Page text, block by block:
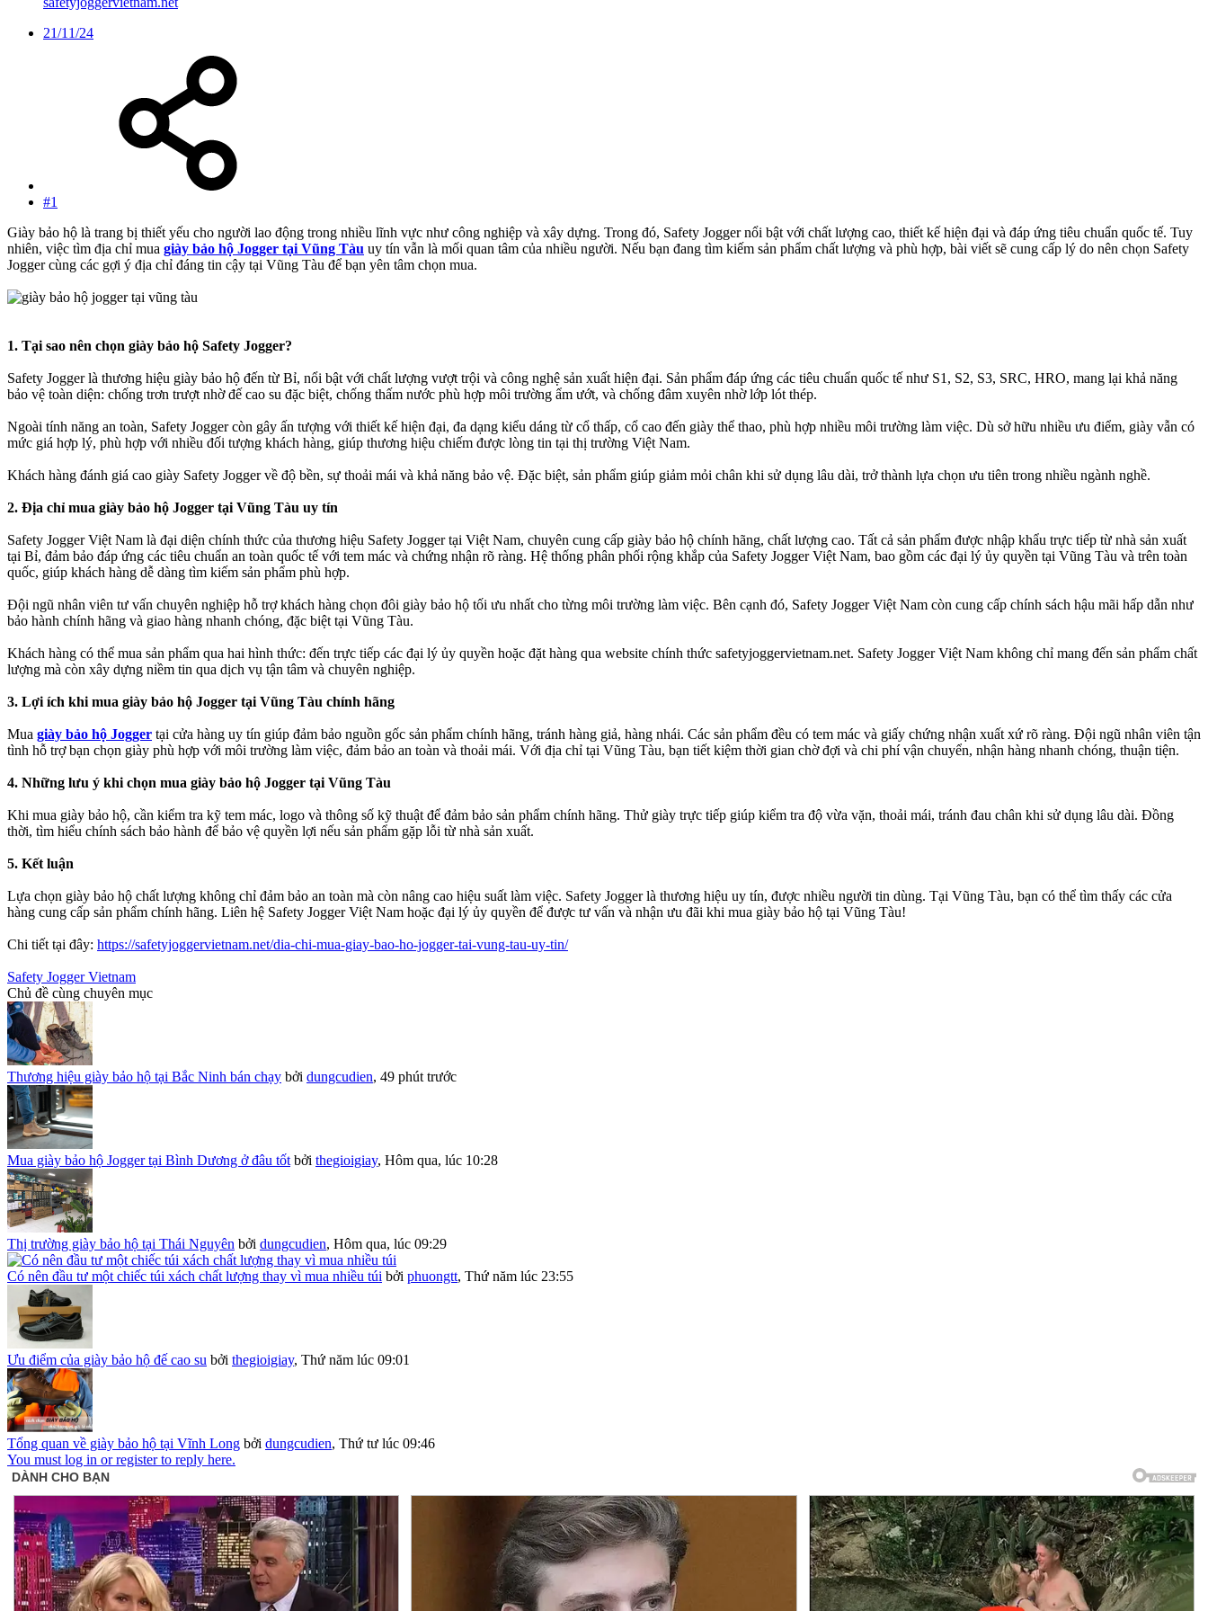
21/11/24
#1
Giày bảo hộ là trang bị thiết yếu cho người lao động trong nhiều lĩnh vực như công nghiệp và xây dựng. Trong đó, Safety Jogger nổi bật với chất lượng cao, thiết kế hiện đại và đáp ứng tiêu chuẩn quốc tế. Tuy
nhiên, việc tìm địa chỉ mua giày bảo hộ Jogger tại Vũng Tàu uy tín vẫn là mối quan tâm của nhiều người. Nếu bạn đang tìm kiếm sản phẩm chất lượng và phù hợp, bài viết sẽ cung cấp lý do nên chọn Safety
Jogger cùng các gợi ý địa chỉ đáng tin cậy tại Vũng Tàu để bạn yên tâm chọn mua.
1. Tại sao nên chọn giày bảo hộ Safety Jogger?
Safety Jogger là thương hiệu giày bảo hộ đến từ Bỉ, nổi bật với chất lượng vượt trội và công nghệ sản xuất hiện đại. Sản phẩm đáp ứng các tiêu chuẩn quốc tế như S1, S2, S3, SRC, HRO, mang lại khả năng
bảo vệ toàn diện: chống trơn trượt nhờ đế cao su đặc biệt, chống thấm nước phù hợp môi trường ẩm ướt, và chống đâm xuyên nhờ lớp lót thép.
Ngoài tính năng an toàn, Safety Jogger còn gây ấn tượng với thiết kế hiện đại, đa dạng kiểu dáng từ cổ thấp, cổ cao đến giày thể thao, phù hợp nhiều môi trường làm việc. Dù sở hữu nhiều ưu điểm, giày vẫn có
mức giá hợp lý, phù hợp với nhiều đối tượng khách hàng, giúp thương hiệu chiếm được lòng tin tại thị trường Việt Nam.
Khách hàng đánh giá cao giày Safety Jogger về độ bền, sự thoải mái và khả năng bảo vệ. Đặc biệt, sản phẩm giúp giảm mỏi chân khi sử dụng lâu dài, trở thành lựa chọn ưu tiên trong nhiều ngành nghề.
2. Địa chỉ mua giày bảo hộ Jogger tại Vũng Tàu uy tín
Safety Jogger Việt Nam là đại diện chính thức của thương hiệu Safety Jogger tại Việt Nam, chuyên cung cấp giày bảo hộ chính hãng, chất lượng cao. Tất cả sản phẩm được nhập khẩu trực tiếp từ nhà sản xuất
tại Bỉ, đảm bảo đáp ứng các tiêu chuẩn an toàn quốc tế với tem mác và chứng nhận rõ ràng. Hệ thống phân phối rộng khắp của Safety Jogger Việt Nam, bao gồm các đại lý ủy quyền tại Vũng Tàu và trên toàn
quốc, giúp khách hàng dễ dàng tìm kiếm sản phẩm phù hợp.
Đội ngũ nhân viên tư vấn chuyên nghiệp hỗ trợ khách hàng chọn đôi giày bảo hộ tối ưu nhất cho từng môi trường làm việc. Bên cạnh đó, Safety Jogger Việt Nam còn cung cấp chính sách hậu mãi hấp dẫn như
bảo hành chính hãng và giao hàng nhanh chóng, đặc biệt tại Vũng Tàu.
Khách hàng có thể mua sản phẩm qua hai hình thức: đến trực tiếp các đại lý ủy quyền hoặc đặt hàng qua website chính thức safetyjoggervietnam.net. Safety Jogger Việt Nam không chỉ mang đến sản phẩm chất
lượng mà còn xây dựng niềm tin qua dịch vụ tận tâm và chuyên nghiệp.
3. Lợi ích khi mua giày bảo hộ Jogger tại Vũng Tàu chính hãng
Mua giày bảo hộ Jogger tại cửa hàng uy tín giúp đảm bảo nguồn gốc sản phẩm chính hãng, tránh hàng giả, hàng nhái. Các sản phẩm đều có tem mác và giấy chứng nhận xuất xứ rõ ràng. Đội ngũ nhân viên tận
tình hỗ trợ bạn chọn giày phù hợp với môi trường làm việc, đảm bảo an toàn và thoải mái. Với địa chỉ tại Vũng Tàu, bạn tiết kiệm thời gian chờ đợi và chi phí vận chuyển, nhận hàng nhanh chóng, thuận tiện.
4. Những lưu ý khi chọn mua giày bảo hộ Jogger tại Vũng Tàu
Khi mua giày bảo hộ, cần kiểm tra kỹ tem mác, logo và thông số kỹ thuật để đảm bảo sản phẩm chính hãng. Thử giày trực tiếp giúp kiểm tra độ vừa vặn, thoải mái, tránh đau chân khi sử dụng lâu dài. Đồng
thời, tìm hiểu chính sách bảo hành để bảo vệ quyền lợi nếu sản phẩm gặp lỗi từ nhà sản xuất.
5. Kết luận
Lựa chọn giày bảo hộ chất lượng không chỉ đảm bảo an toàn mà còn nâng cao hiệu suất làm việc. Safety Jogger là thương hiệu uy tín, được nhiều người tin dùng. Tại Vũng Tàu, bạn có thể tìm thấy các cửa
hàng cung cấp sản phẩm chính hãng. Liên hệ Safety Jogger Việt Nam hoặc đại lý ủy quyền để được tư vấn và nhận ưu đãi khi mua giày bảo hộ tại Vũng Tàu!
Chi tiết tại đây: https://safetyjoggervietnam.net/dia-chi-mua-giay-bao-ho-jogger-tai-vung-tau-uy-tin/
Safety Jogger Vietnam
Chủ đề cùng chuyên mục
Thương hiệu giày bảo hộ tại Bắc Ninh bán chạy bởi dungcudien, 49 phút trước
Mua giày bảo hộ Jogger tại Bình Dương ở đâu tốt bởi thegioigiay, Hôm qua, lúc 10:28
Thị trường giày bảo hộ tại Thái Nguyên bởi dungcudien, Hôm qua, lúc 09:29
Có nên đầu tư một chiếc túi xách chất lượng thay vì mua nhiều túi bởi phuongtt, Thứ năm lúc 23:55
Ưu điểm của giày bảo hộ đế cao su bởi thegioigiay, Thứ năm lúc 09:01
Tổng quan về giày bảo hộ tại Vĩnh Long bởi dungcudien, Thứ tư lúc 09:46
You must log in or register to reply here.